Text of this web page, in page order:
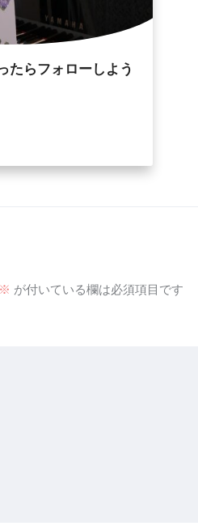
たらフォローしよう
※ が付いている欄は必須項目です